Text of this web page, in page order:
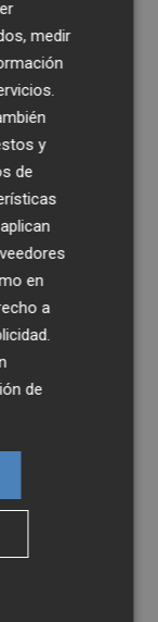
medir
y
de
en
a
de